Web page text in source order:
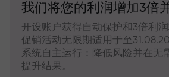
我们将您的利润增加3倍
开设账户获得自动保护和3倍利润
促销活动无限期适用于至
系统自主运行：降低风险并在无
提升结果。